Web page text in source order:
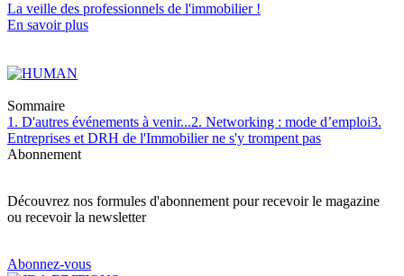
La veille des professionnels de l'immobilier!
En savoir plus
Sommaire
1. D'autres événements à venir...2. Networking : mode d’emploi3.
Entreprises et DRH de l'Immobilier ne s'y trompent pas
Abonnement
Découvrez nos formules d'abonnement pour recevoir le magazine
ou recevoir la newsletter
Abonnez-vous